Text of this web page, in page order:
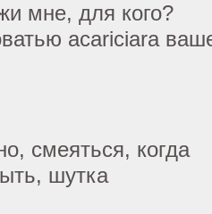
мне, для кого?
acariciara
смеяться, когда
шутка